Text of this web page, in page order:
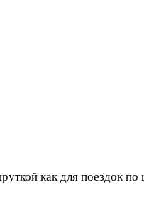
как для поездок по